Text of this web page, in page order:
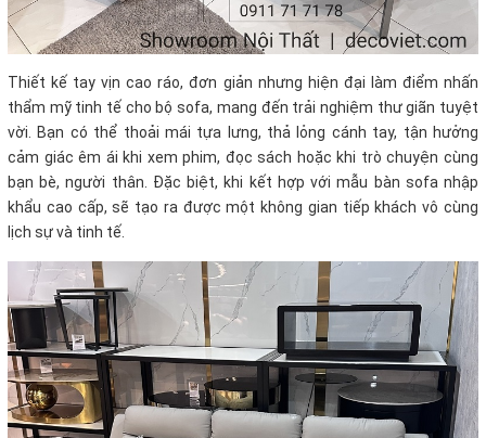
Thiết kế tay vịn cao ráo, đơn giản nhưng hiện đại làm điểm nhấn
thẩm mỹ tinh tế cho bộ sofa, mang đến trải nghiệm thư giãn tuyệt
vời. Bạn có thể thoải mái tựa lưng, thả lỏng cánh tay, tận hưởng
cảm giác êm ái khi xem phim, đọc sách hoặc khi trò chuyện cùng
bạn bè, người thân. Đặc biệt, khi kết hợp với mẫu bàn sofa nhập
khẩu cao cấp, sẽ tạo ra được một không gian tiếp khách vô cùng
lịch sự và tinh tế.